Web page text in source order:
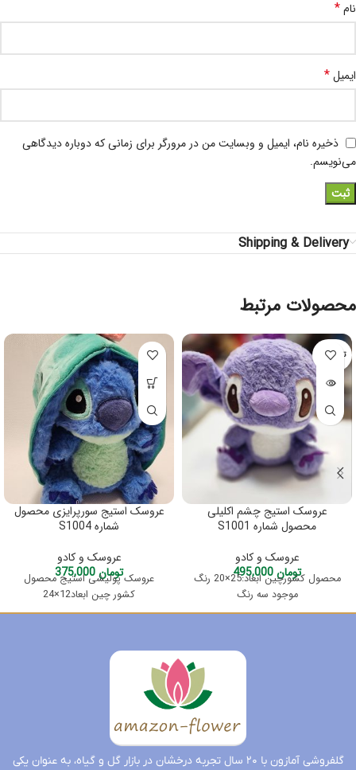
نام*
ایمیل*
ذخیره نام، ایمیل و وبسایت من در مرورگر برای زمانی که دوباره دیدگاهی
می‌نویسم.
Shipping & Delivery
محصولات مرتبط
تمام شده
عروسک استیج چشم اکلیلی
محصول شماره S1001
عروسک و کادو
تومان
محصول کشورچین ابعاد:25×20 رنگ
موجود سه رنگ
عروسک استیج سورپرایزی محصول
شماره S1004
عروسک و کادو
تومان
عروسک پولیشی استیج محصول
کشور چین ابعاد12×24
گلفروشی آمازون با ۲۰ سال تجربه درخشان در بازار گل و گیاه، به عنوان یکی